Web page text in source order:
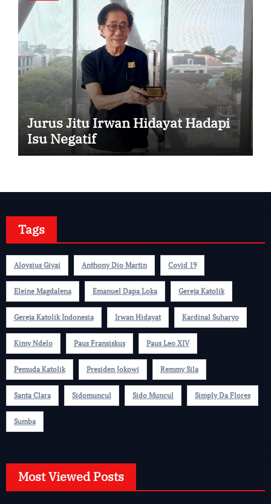
Jurus Jitu Irwan Hidayat Hadapi
Isu Negatif
Tags
Aloysius Giyai Anthony Dio Martin Covid 19
Eleine Magdalena Emanuel Dapa Loka Gereja Katolik
Gereja Katolik Indonesia Irwan Hidayat Kardinal Suharyo
Kimy Ndelo Paus Fransiskus Paus Leo XIV
Pemuda Katolik Presiden Jokowi Remmy Sila
Santa Clara Sidomuncul Sido Muncul Simply Da Flores
Sumba
Most Viewed Posts